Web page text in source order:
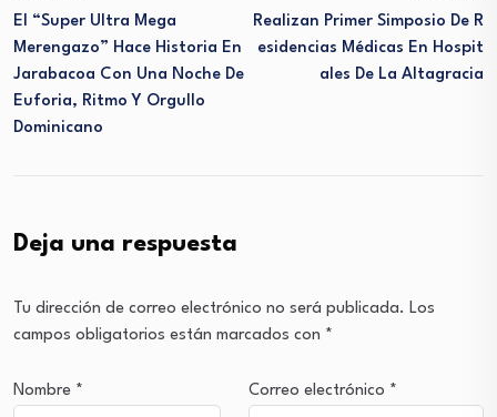
El “Super Ultra Mega
Merengazo” Hace Historia En
Jarabacoa Con Una Noche De
Euforia, Ritmo Y Orgullo
Dominicano
Realizan Primer Simposio De R
Esidencias Médicas En Hospit
Ales De La Altagracia
Deja una respuesta
Tu dirección de correo electrónico no será publicada. Los
campos obligatorios están marcados con *
Nombre * Correo electrónico *